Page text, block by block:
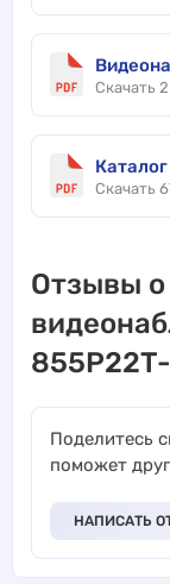
Скачать
Скачать
Отзывы
Поделитесь
поможет
НАПИСАТЬ